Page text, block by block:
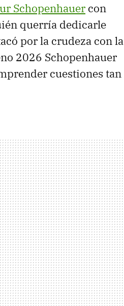
Schopenhauer con
querría dedicarle
por la crudeza con la
2026 Schopenhauer
cuestiones tan